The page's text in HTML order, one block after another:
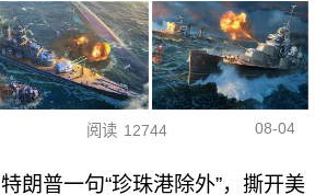
阅读 12744 08-04
特朗普一句“珍珠港除外”，撕开美